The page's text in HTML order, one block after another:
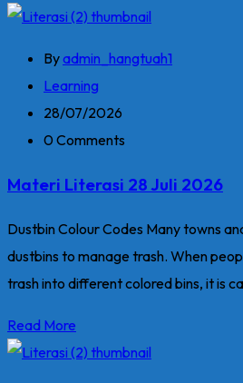
Byadmin_hangtuah1
Learning
28/07/2026
0 Comments
Materi Literasi 28 Juli 2026
Dustbin Colour Codes Many towns
dustbins to manage trash. When
trash into different colored bins, it is
Read More